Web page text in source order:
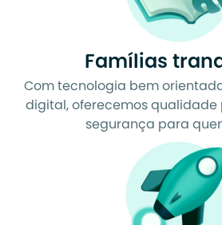
Famílias
Com tecnologia bem
digital, oferecemos qualidade
segurança para